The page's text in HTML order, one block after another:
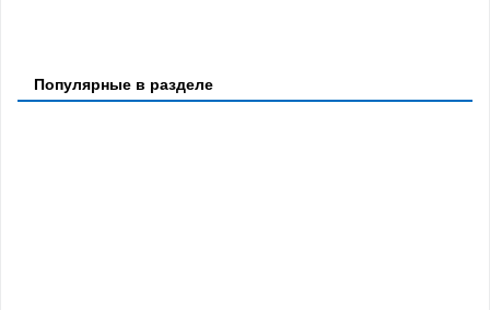
Популярные в разделе